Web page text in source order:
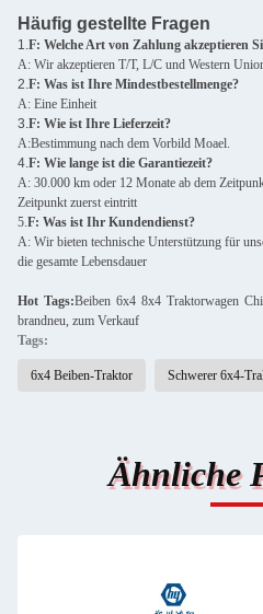
Häufig gestellte Fragen
1.F: Welche Art von Zahlung akzeptieren
A: Wir akzeptieren T/T, L/C und Western
2.F: Was ist Ihre Mindestbestellmenge?
A: Eine Einheit
3.F: Wie ist Ihre Lieferzeit?
A:Bestimmung nach dem Vorbild Moael.
4.F: Wie lange ist die Garantiezeit?
A: 30.000 km oder 12 Monate ab dem
Zeitpunkt zuerst eintritt
5.F: Was ist Ihr Kundendienst?
A: Wir bieten technische Unterstützung für
die gesamte Lebensdauer
Hot Tags:Beiben 6x4 8x4 Traktorwagen
brandneu, zum Verkauf
Tags:
6x4 Beiben-Traktor Schwerer 6x4-
Ähnliche